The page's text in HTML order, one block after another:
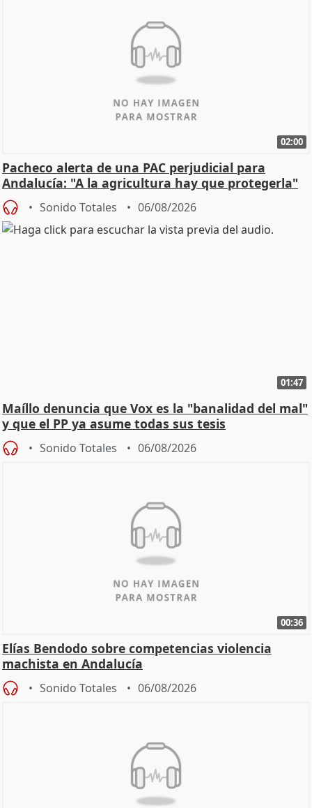
02:00
Pacheco alerta de una PAC perjudicial para
Andalucía: "A la agricultura hay que protegerla"
Sonido Totales 06/08/2026
01:47
Maíllo denuncia que Vox es la "banalidad del mal"
y que el PP ya asume todas sus tesis
Sonido Totales 06/08/2026
00:36
Elías Bendodo sobre competencias violencia
machista en Andalucía
Sonido Totales 06/08/2026